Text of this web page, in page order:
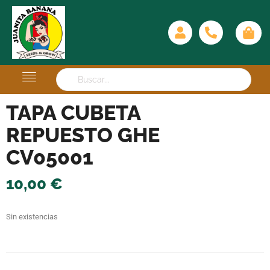
TAPA CUBETA
REPUESTO GHE
CV05001
10,00 €
Sin existencias